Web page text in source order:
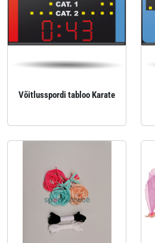
Võitlusspordi tabloo Karate